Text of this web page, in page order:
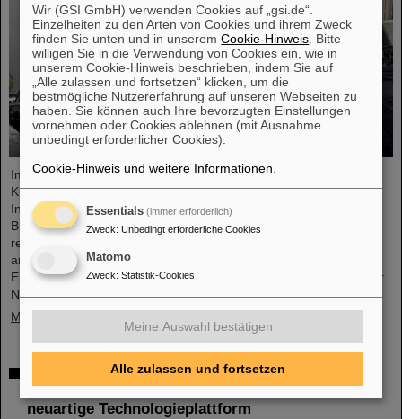
Im Rahmen der BVSR-Konferenz 2026 begrüßte GSI/FAIR vor
Kurzem 200 Studierende aus dem Bereich Raumfahrt und
Ingenieurwissenschaften auf dem Campus in Darmstadt. Der
Bundesverband studentischer Raumfahrt e. V. (BVSR)
repräsentiert auf nationalem Level Studierendengruppen, die sich
an Weltraumprojekten beteiligen. Der Besuch bot spannende
Einblicke in aktuelle Forschung und unterstrich die Bedeutung der
Nachwuchsförderung bei GSI/FAIR.
Mehr »
Sensoren für die Energiewende – made in
Rüsselsheim: Forschende der HSRM entwickeln
neuartige Technologieplattform
Wir (GSI GmbH) verwenden Cookies auf „gsi.de“.
Einzelheiten zu den Arten von Cookies und ihrem Zweck
finden Sie unten und in unseremCookie-Hinweis . Bitte
willigen Sie in die Verwendung von Cookies ein, wie in
unserem Cookie-Hinweis beschrieben, indem Sie auf
„Alle zulassen und fortsetzen“ klicken, um die
bestmögliche Nutzererfahrung auf unseren Webseiten zu
haben. Sie können auch Ihre bevorzugten Einstellungen
vornehmen oder Cookies ablehnen (mit Ausnahme
unbedingt erforderlicher Cookies).
Cookie-Hinweis und weitere Informationen
Essentials (immer erforderlich)
Zweck: Unbedingt erforderliche Cookies
Matomo
Zweck: Statistik-Cookies
Meine Auswahl bestätigen
Alle zulassen und fortsetzen